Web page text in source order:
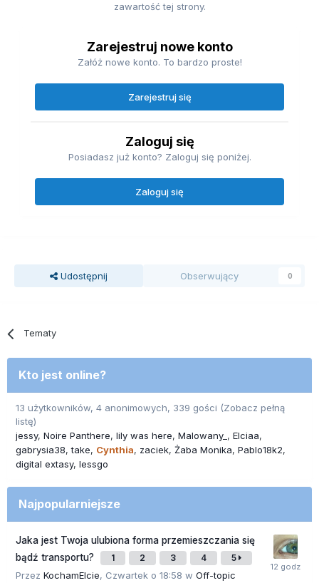
zawartość tej strony.
Zarejestruj nowe konto
Załóż nowe konto. To bardzo proste!
Zarejestruj się
Zaloguj się
Posiadasz już konto? Zaloguj się poniżej.
Zaloguj się
Udostępnij Obserwujący 0
Tematy
Kto jest online?
13 użytkowników, 4 anonimowych, 339 gości (Zobacz pełną
listę)
jessy Noire Panthere lily was here Malowany_
Elciaa
gabrysia38 take Cynthia zaciek Żaba Monika Pablo18k2
digital extasy lessgo
Najpopularniejsze
Jaka jest Twoja ulubiona forma przemieszczania się
bądź transportu?
1 2 3 4 5
Przez KochamElcie, Czwartek o 18:58 w Off-topic